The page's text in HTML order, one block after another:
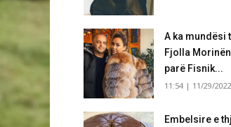
A ka mundësi
Fjolla
parë Fisnik...
11:54 | 11/29/2022
Embelsire e